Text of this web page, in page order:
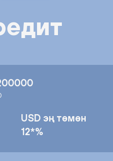
USD эң төмөн
12*%